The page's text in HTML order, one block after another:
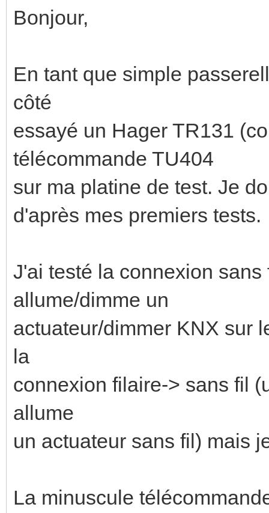
Bonjour,
En tant que simple
côté
essayé un Hager TR131
télécommande TU404
sur ma platine de test. Je
d'après mes premiers tests.
J'ai testé la connexion
allume/dimme un
actuateur/dimmer KNX sur
la
connexion filaire-> sans fil
allume
un actuateur sans fil) mais
La minuscule